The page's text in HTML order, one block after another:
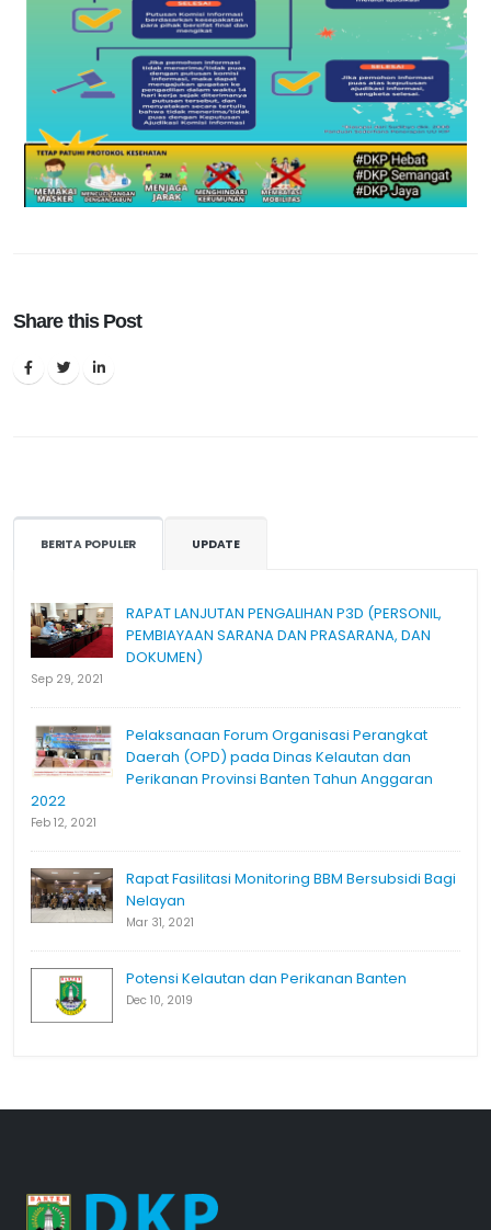
Share this Post
BERITA POPULER UPDATE
RAPAT LANJUTAN PENGALIHAN P3D (PERSONIL,
PEMBIAYAAN SARANA DAN PRASARANA, DAN
DOKUMEN)
Sep 29, 2021
Pelaksanaan Forum Organisasi Perangkat
Daerah (OPD) pada Dinas Kelautan dan
Perikanan Provinsi Banten Tahun Anggaran
2022
Feb 12, 2021
Rapat Fasilitasi Monitoring BBM Bersubsidi Bagi
Nelayan
Mar 31, 2021
Potensi Kelautan dan Perikanan Banten
Dec 10, 2019